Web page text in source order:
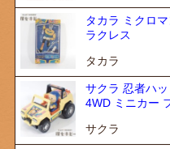
タカラ ミクロ
ラクレス
タカラ
サクラ 忍者ハ
4WD ミニカー
サクラ